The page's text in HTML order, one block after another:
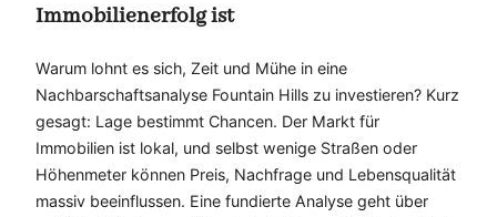
Immobilienerfolg ist
Warum lohnt es sich, Zeit und Mühe in eine
Nachbarschaftsanalyse Fountain Hills zu investieren? Kurz
gesagt: Lage bestimmt Chancen. Der Markt für
Immobilien ist lokal, und selbst wenige Straßen oder
Höhenmeter können Preis, Nachfrage und Lebensqualität
massiv beeinflussen. Eine fundierte Analyse geht über